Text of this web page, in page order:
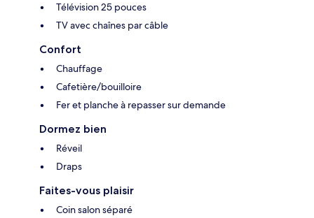
Télévision 25 pouces
TV avec chaînes par câble
Confort
Chauffage
Cafetière/bouilloire
Fer et planche à repasser sur demande
Dormez bien
Réveil
Draps
Faites-vous plaisir
Coin salon séparé